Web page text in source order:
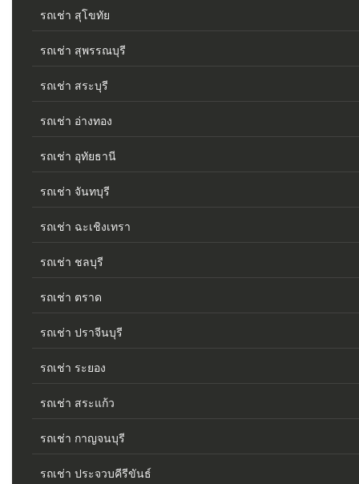
รถเช่า สุโขทัย
รถเช่า สุพรรณบุรี
รถเช่า สระบุรี
รถเช่า อ่างทอง
รถเช่า อุทัยธานี
รถเช่า จันทบุรี
รถเช่า ฉะเชิงเทรา
รถเช่า ชลบุรี
รถเช่า ตราด
รถเช่า ปราจีนบุรี
รถเช่า ระยอง
รถเช่า สระแก้ว
รถเช่า กาญจนบุรี
รถเช่า ประจวบคีรีขันธ์